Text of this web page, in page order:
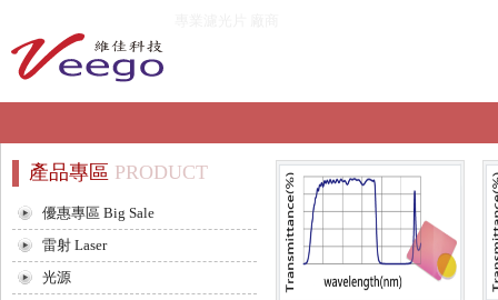
產品專區 PRODUCT
優惠專區 Big Sale
雷射 Laser
光源